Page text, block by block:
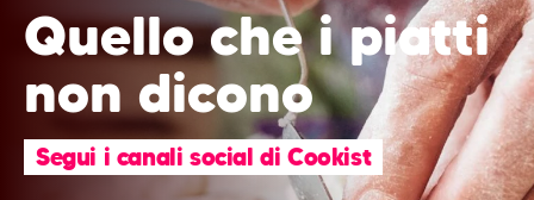
Quello che i piatti
non dicono
Segui i canali social di Cookist